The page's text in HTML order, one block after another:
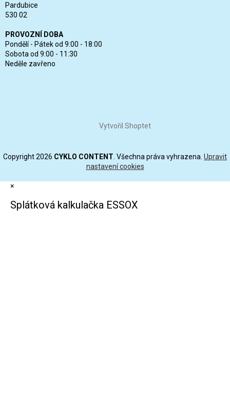
Pardubice
530 02
PROVOZNÍ DOBA
Pondělí - Pátek od 9:00 - 18:00
Sobota od 9:00 - 11:30
Neděle zavřeno
Vytvořil Shoptet
Copyright 2026 CYKLO CONTENT . Všechna práva vyhrazena. Upravit
nastavení cookies
×
Splátková kalkulačka ESSOX